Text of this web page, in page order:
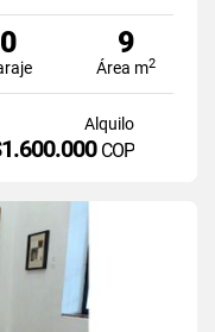
0 9
Área m2
Alquilo
COP